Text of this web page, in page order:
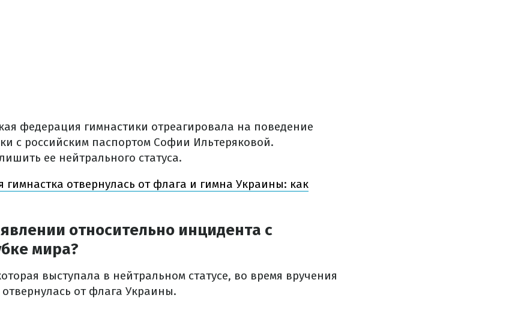
федерация гимнастики отреагировала на поведение
с российским паспортом Софии Ильтеряковой.
ее нейтрального статуса.
гимнастка отвернулась от флага и гимна Украины: как
относительно инцидента с
мира?
выступала в нейтральном статусе, во время вручения
от флага Украины.